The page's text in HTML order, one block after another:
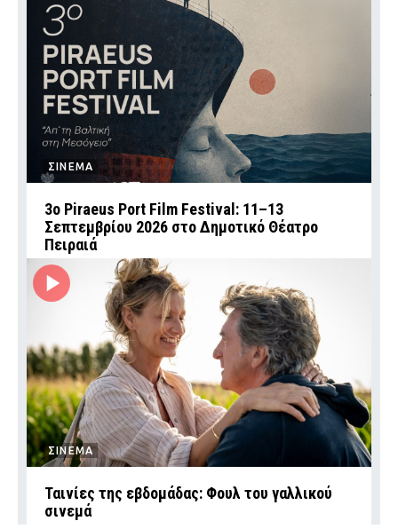
ΣΙΝΕΜΑ
3ο Piraeus Port Film Festival: 11–13
Σεπτεμβρίου 2026 στο Δημοτικό Θέατρο
Πειραιά
ΣΙΝΕΜΑ
Ταινίες της εβδομάδας: Φουλ του γαλλικού
σινεμά